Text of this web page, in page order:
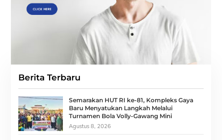
Berita Terbaru
Semarakan HUT RI ke-81, Kompleks Gaya
Baru Menyatukan Langkah Melalui
Turnamen Bola Volly-Gawang Mini
Agustus 8, 2026